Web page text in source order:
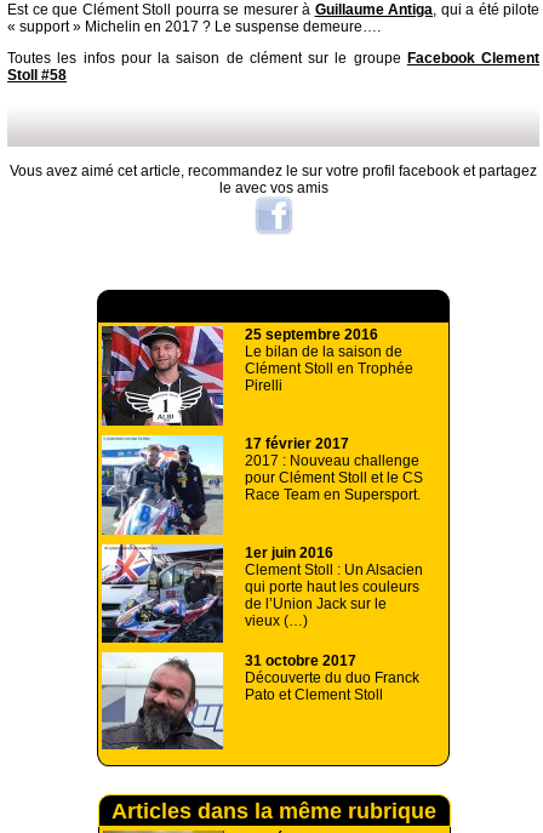
Est ce que Clément Stoll pourra se mesurer à Guillaume Antiga, qui a été pilote
« support » Michelin en 2017 ? Le suspense demeure….
Toutes les infos pour la saison de clément sur le groupe Facebook Clement
Stoll #58
Vous avez aimé cet article, recommandez le sur votre profil facebook et partagez
le avec vos amis
25 septembre 2016
Le bilan de la saison de
Clément Stoll en Trophée
Pirelli
17 février 2017
2017 : Nouveau challenge
pour Clément Stoll et le CS
Race Team en Supersport.
1er juin 2016
Clement Stoll : Un Alsacien
qui porte haut les couleurs
de l’Union Jack sur le
vieux (…)
31 octobre 2017
Découverte du duo Franck
Pato et Clement Stoll
Articles dans la même rubrique